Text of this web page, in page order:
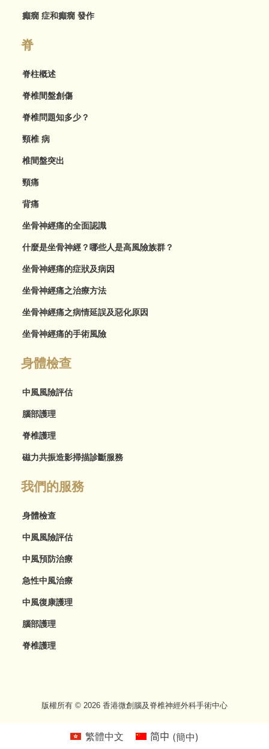
癲癇 症和癲癇 發作
脊
脊柱概述
脊椎間盤創傷
脊椎問題知多少？
頸椎 病
椎間盤突出
頸痛
背痛
坐骨神經痛的全面認識
什麼是坐骨神經？哪些人是高風險族群？
坐骨神經痛的症狀及病因
坐骨神經痛之治療方法
坐骨神經痛之病情延誤及惡化原因
坐骨神經痛的手術風險
身體檢查
中風風險評估
腦部護理
脊椎護理
磁力共振造影掃描診斷服務
我們的服務
身體檢查
中風風險評估
中風預防治療
急性中風治療
中風復康護理
腦部護理
脊椎護理
版權所有 © 2026 香港微創腦及脊椎神經外科手術中心
繁體中文 简中 (簡中)